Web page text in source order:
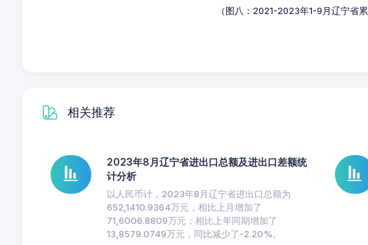
（图八：2021-2023年1-9月辽宁省累
相关推荐
2023年8月辽宁省进出口总额及进出口差额统
计分析
以人民币计，2023年8月辽宁省进出口总额为
652,1410.9364万元，相比上月增加了
71,6006.8809万元；相比上年同期增加了
13,8579.0749万元，同比减少了-2.20%。